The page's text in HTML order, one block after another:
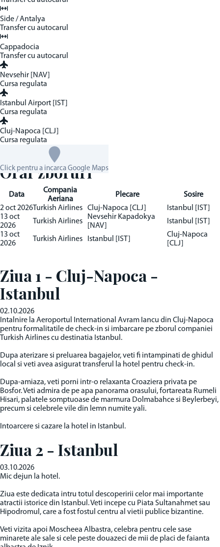
Side / Antalya
Transfer cu autocarul
Cappadocia
Transfer cu autocarul
Nevsehir [NAV]
Cursa regulata
Istanbul Airport [IST]
Cursa regulata
Cluj-Napoca [CLJ]
Cursa regulata
Click pentru a incarca Google Maps
Orar zboruri
Data
Compania
Aeriana
Plecare
Sosire
2 oct 2026Turkish Airlines Cluj-Napoca [CLJ]
Istanbul [IST]
13 oct
2026
Turkish Airlines
Nevsehir Kapadokya
[NAV]
Istanbul [IST]
13 oct
2026
Turkish Airlines Istanbul [IST]
Cluj-Napoca
[CLJ]
Ziua 1 - Cluj-Napoca -
Istanbul
02.10.2026
Intalnire la Aeroportul International Avram Iancu din Cluj-Napoca
pentru formalitatile de check-in si imbarcare pe zborul companiei
Turkish Airlines cu destinatia Istanbul.
Dupa aterizare si preluarea bagajelor, veti fi intampinati de ghidul
local si veti avea asigurat transferul la hotel pentru check-in.
Dupa-amiaza, veti porni intr-o relaxanta Croaziera privata pe
Bosfor. Veti admira de pe apa panorama orasului, fortareata Rumeli
Hisari, palatele somptuoase de marmura Dolmabahce si Beylerbeyi,
precum si celebrele vile din lemn numite yali.
Intoarcere si cazare la hotel in Istanbul.
Ziua 2 - Istanbul
03.10.2026
Mic dejun la hotel.
Ziua este dedicata intru totul descoperirii celor mai importante
atractii istorice din Istanbul. Veti incepe cu Piata Sultanahmet sau
Hipodromul, care a fost fostul centru al vietii publice bizantine.
Veti vizita apoi Moscheea Albastra, celebra pentru cele sase
minarete ale sale si cele peste douazeci de mii de placi de faianta